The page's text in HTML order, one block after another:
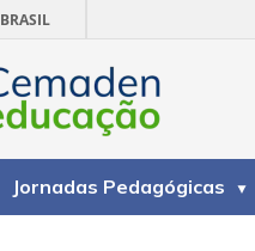
BRASIL
Jornadas Pedagógicas